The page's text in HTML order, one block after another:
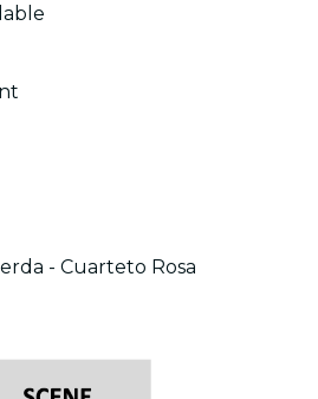
- Cuarteto Rosa